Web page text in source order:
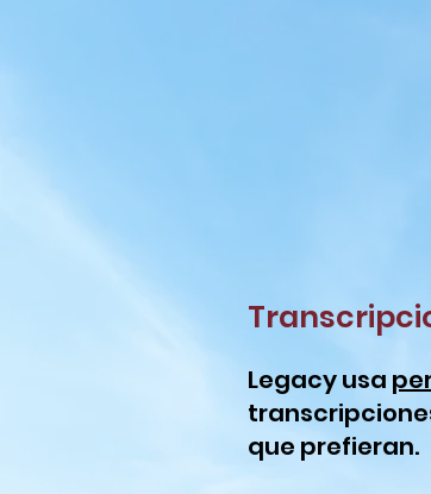
Legacy usa
que prefieran.